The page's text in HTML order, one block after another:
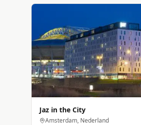
Jaz in the City
Amsterdam, Nederland